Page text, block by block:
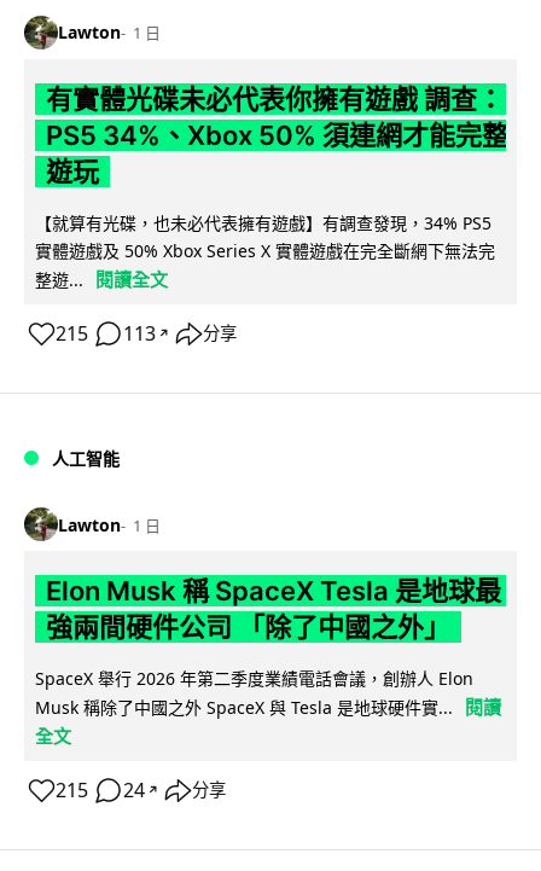
Lawton 1 日
有實體光碟未必代表你擁有遊戲 調查：
PS5 34%、Xbox 50% 須連網才能完整
遊玩
【就算有光碟，也未必代表擁有遊戲】有調查發現，34% PS5
實體遊戲及 50% Xbox Series X 實體遊戲在完全斷網下無法完
整遊...
閱讀全文
215 113 ↗ 分享
人工智能
Lawton 1 日
Elon Musk 稱 SpaceX Tesla 是地球最
強兩間硬件公司 「除了中國之外」
SpaceX 舉行 2026 年第二季度業績電話會議，創辦人 Elon
Musk 稱除了中國之外 SpaceX 與 Tesla 是地球硬件實...
閱讀
全文
215 24 ↗ 分享